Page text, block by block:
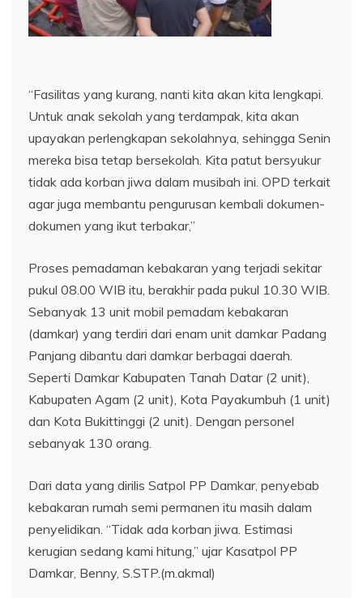
“Fasilitas yang kurang, nanti kita akan kita lengkapi.
Untuk anak sekolah yang terdampak, kita akan
upayakan perlengkapan sekolahnya, sehingga Senin
mereka bisa tetap bersekolah. Kita patut bersyukur
tidak ada korban jiwa dalam musibah ini. OPD terkait
agar juga membantu pengurusan kembali dokumen-
dokumen yang ikut terbakar,”
Proses pemadaman kebakaran yang terjadi sekitar
pukul 08.00 WIB itu, berakhir pada pukul 10.30 WIB.
Sebanyak 13 unit mobil pemadam kebakaran
(damkar) yang terdiri dari enam unit damkar Padang
Panjang dibantu dari damkar berbagai daerah.
Seperti Damkar Kabupaten Tanah Datar (2 unit),
Kabupaten Agam (2 unit), Kota Payakumbuh (1 unit)
dan Kota Bukittinggi (2 unit). Dengan personel
sebanyak 130 orang.
Dari data yang dirilis Satpol PP Damkar, penyebab
kebakaran rumah semi permanen itu masih dalam
penyelidikan. “Tidak ada korban jiwa. Estimasi
kerugian sedang kami hitung,” ujar Kasatpol PP
Damkar, Benny, S.STP.(m.akmal)